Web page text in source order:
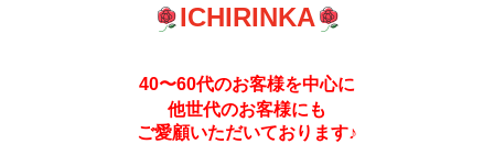
ICHIRINKA
40〜60代のお客様を中心に
他世代のお客様にも
ご愛顧いただいております♪